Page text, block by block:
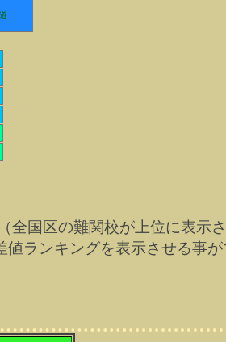
国区の難関校が上位に表示さ
ランキングを表示させる事